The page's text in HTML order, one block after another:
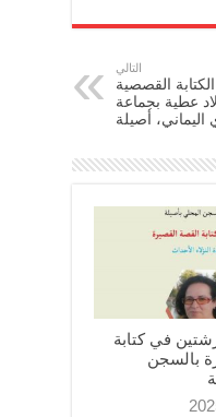
التالي
القصصية
عطية بجماعة
اليماني، أصيلة
في كتابة
بالسجن